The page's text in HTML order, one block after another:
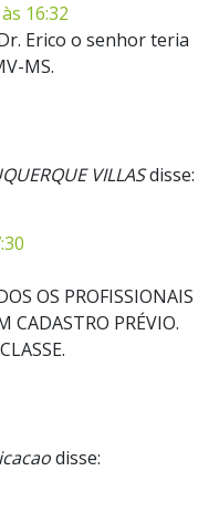
16:32
Erico o senhor teria
MS.
VILLASdisse:
OS PROFISSIONAIS
CADASTRO PRÉVIO.
disse: